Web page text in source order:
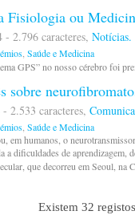
Fisiologia ou
2.796 caracteres, Notícias.
Saúde e Medicina
GPS” no nosso cérebro foi
sobre
2.533 caracteres,
Saúde e Medicina
em humanos, o
a dificuldades de
que decorreu em Seoul, na
Existem 32